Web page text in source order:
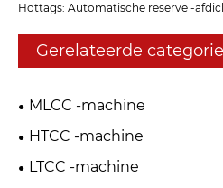
Hottags: Automatische reserve -
Gerelateerde categorie
MLCC -machine
HTCC -machine
LTCC -machine